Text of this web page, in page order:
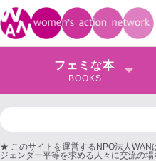
フェミな本
BOOKS
★ このサイトを運営するNPO法人WAN
ジェンダー平等を求める人々に交流の場